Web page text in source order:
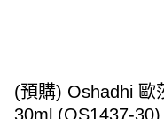
(預購) Oshadhi 歐
30ml (OS1437-30)